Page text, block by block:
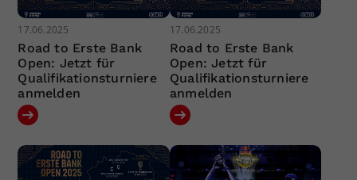
17.06.2025
Road to Erste Bank
Open: Jetzt für
Qualifikationsturniere
anmelden
17.06.2025
Road to Erste Bank
Open: Jetzt für
Qualifikationsturniere
anmelden